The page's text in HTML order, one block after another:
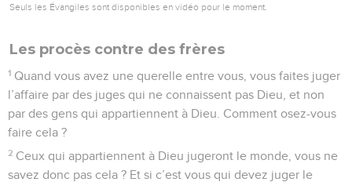
Seuls les Évangiles sont disponibles en vidéo pour le moment.
Les procès contre des frères
1 Quand vous avez une querelle entre vous, vous faites juger
l’affaire par des juges qui ne connaissent pas Dieu, et non
par des gens qui appartiennent à Dieu. Comment osez-vous
faire cela ?
2 Ceux qui appartiennent à Dieu jugeront le monde, vous ne
savez donc pas cela ? Et si c’est vous qui devez juger le